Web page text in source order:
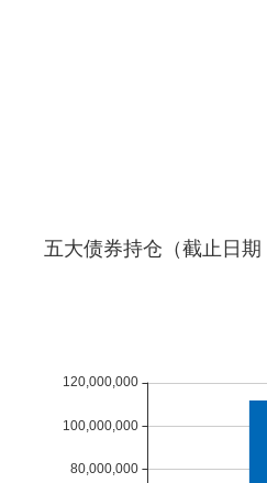
五大债券持仓（截止日期